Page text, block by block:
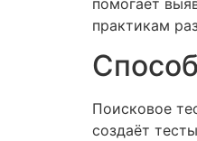
практикам
Поисковое
создаёт